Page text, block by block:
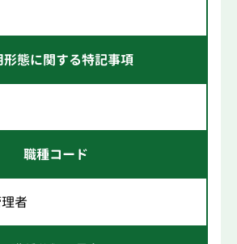
形態に関する特記事項
職種コード
者